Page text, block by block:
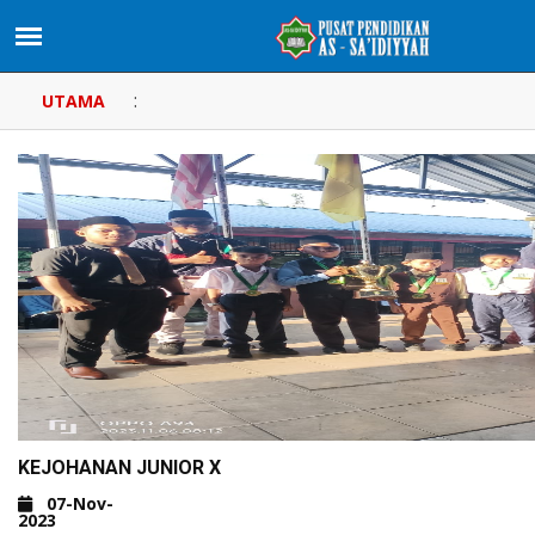
UTAMA :
KEJOHANAN JUNIOR X
07-Nov-
2023